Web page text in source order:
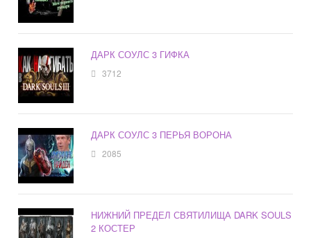
ДАРК СОУЛС 3 ГИФКА
3712
ДАРК СОУЛС 3 ПЕРЬЯ ВОРОНА
2085
НИЖНИЙ ПРЕДЕЛ СВЯТИЛИЩА DARK SOULS
2 КОСТЕР